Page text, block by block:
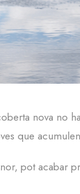
nova no
que
pot acabar